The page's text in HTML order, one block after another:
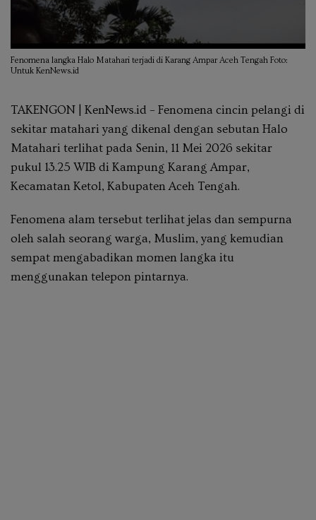
Fenomena langka Halo Matahari terjadi di Karang Ampar Aceh Tengah Foto:
Untuk KenNews.id
TAKENGON | KenNews.id – Fenomena cincin pelangi di
sekitar matahari yang dikenal dengan sebutan Halo
Matahari terlihat pada Senin, 11 Mei 2026 sekitar
pukul 13.25 WIB di Kampung Karang Ampar,
Kecamatan Ketol, Kabupaten Aceh Tengah.
Fenomena alam tersebut terlihat jelas dan sempurna
oleh salah seorang warga, Muslim, yang kemudian
sempat mengabadikan momen langka itu
menggunakan telepon pintarnya.